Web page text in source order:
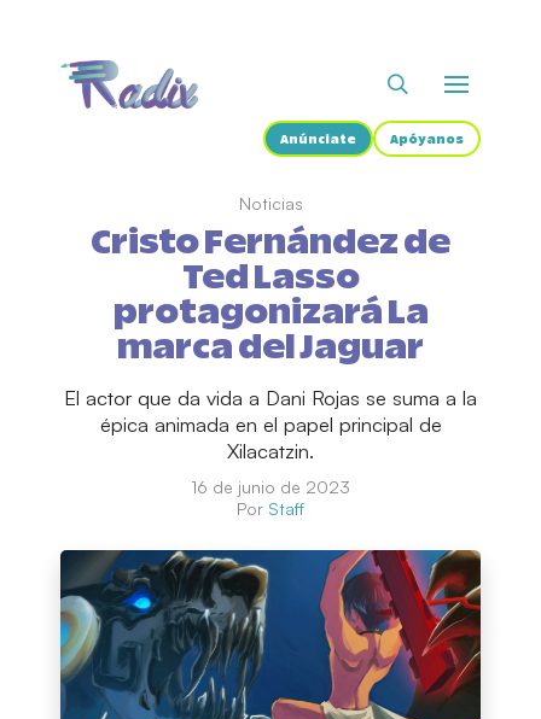
Anúnciate Apóyanos
Noticias
Cristo Fernández de
Ted Lasso
protagonizará La
marca del Jaguar
El actor que da vida a Dani Rojas se suma a la
épica animada en el papel principal de
Xilacatzin.
16 de junio de 2023
Por Staff